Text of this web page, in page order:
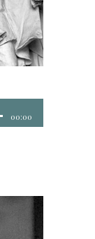
00:00